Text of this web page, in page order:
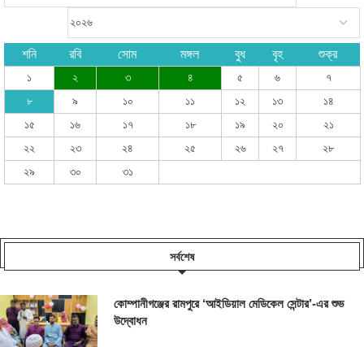
শনি রবি সোম মঙ্গল বুধ বৃহ শুক্র
১ ২ ৩ ৪ ৫ ৬
৭
৮
৯ ১০ ১১ ১২ ১৩
১৪
১৫
১৬ ১৭ ১৮ ১৯ ২০
২১
২২
২৩ ২৪ ২৫ ২৬ ২৭
২৮
২৯
৩০ ৩১
সর্বশেষ
কোম্পানীগঞ্জের রামপুরে ‘আইডিয়াল মেডিকেল সেন্টার’-এর শুভ
উদ্বোধন